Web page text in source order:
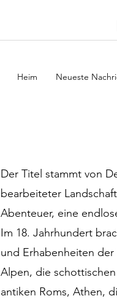
Heim Neueste
Der Titel stammt von
bearbeiteter
Abenteuer, eine
Im 18. Jahrhundert
und Erhabenheiten
Alpen, die
antiken Roms, Athen,